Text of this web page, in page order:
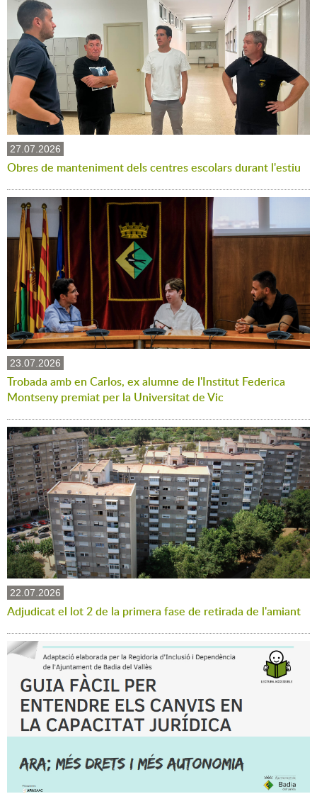
27.07.2026
Obres de manteniment dels centres escolars durant l'estiu
23.07.2026
Trobada amb en Carlos, ex alumne de l'Institut Federica
Montseny premiat per la Universitat de Vic
22.07.2026
Adjudicat el lot 2 de la primera fase de retirada de l'amiant